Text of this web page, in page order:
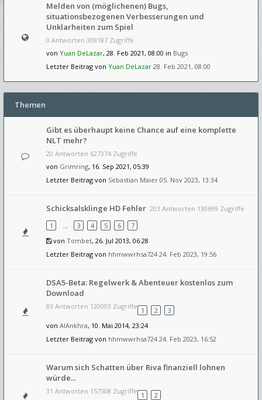
Melden von (möglichenen) Bugs,
situationsbezogenen Verbesserungen und
Unklarheiten zum Spiel
0 Antworten 309187 Zugriffe
von Yuan DeLazar, 28. Feb 2021, 08:00 in Bugs
Letzter Beitrag von Yuan DeLazar 28. Feb 2021, 08:00
Themen
Gibt es überhaupt keine Chance auf eine komplette
NLT mehr?
20 Antworten 627374 Zugriffe
von Grimring, 16. Sep 2021, 05:39
Letzter Beitrag von Sebastian Maier 05. Nov 2023, 13:34
Schicksalsklinge HD Fehler 203 Antworten 130699 Zugriffe
1
… 3 4 5 6
7
von Tombet, 26. Jul 2013, 06:28
Letzter Beitrag von hhmwwrhsa724 24. Feb 2023, 19:56
DSA5-Beta: Regelwerk & Abenteuer kostenlos zum
Download
83 Antworten 120003 Zugriffe 1 2
3
von AlAnkhra, 10. Mai 2014, 23:24
Letzter Beitrag von hhmwwrhsa724 24. Feb 2023, 16:52
Warum sich Schatten über Riva finanziell lohnen
würde...
31 Antworten 157508 Zugriffe 1
2